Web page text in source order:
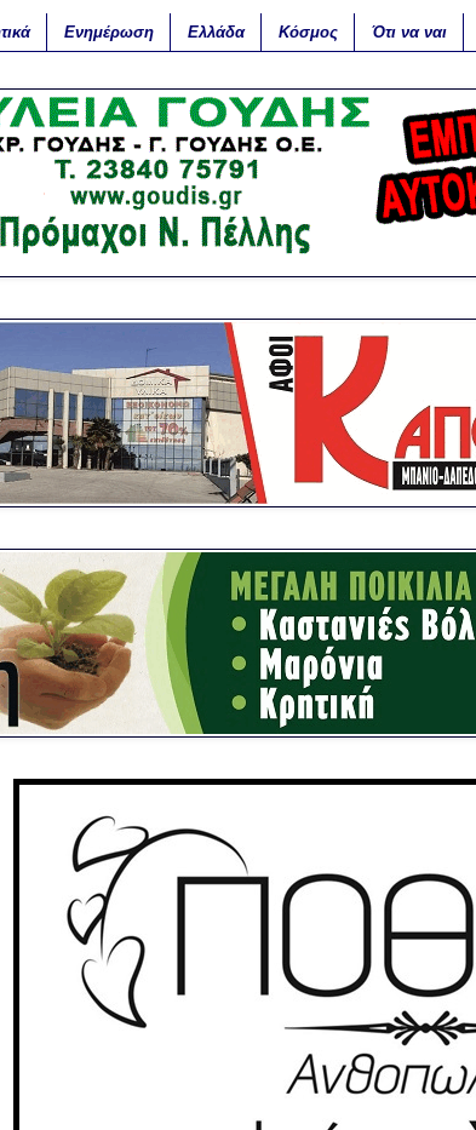
Ενημέρωση Ελλάδα Κόσμος Ότι να ναι